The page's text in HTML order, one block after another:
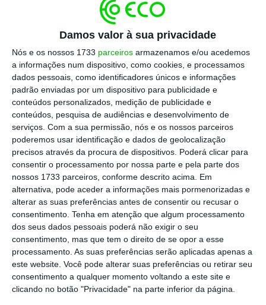
Damos valor à sua privacidade
Nós e os nossos 1733 parceiros armazenamos e/ou acedemos
a informações num dispositivo, como cookies, e processamos
dados pessoais, como identificadores únicos e informações
padrão enviadas por um dispositivo para publicidade e
conteúdos personalizados, medição de publicidade e
conteúdos, pesquisa de audiências e desenvolvimento de
serviços. Com a sua permissão, nós e os nossos parceiros
poderemos usar identificação e dados de geolocalização
precisos através da procura de dispositivos. Poderá clicar para
consentir o processamento por nossa parte e pela parte dos
nossos 1733 parceiros, conforme descrito acima. Em
alternativa, pode aceder a informações mais pormenorizadas e
alterar as suas preferências antes de consentir ou recusar o
consentimento. Tenha em atenção que algum processamento
dos seus dados pessoais poderá não exigir o seu
consentimento, mas que tem o direito de se opor a esse
processamento. As suas preferências serão aplicadas apenas a
este website. Você pode alterar suas preferências ou retirar seu
consentimento a qualquer momento voltando a este site e
clicando no botão "Privacidade" na parte inferior da página.
Público. O que se entende, em termos
substanciais, visto administrarem fundos de
origem estatal e terem sido objeto de
escolha pelo Estado. À luz desta finalidade,
considera-se que a obrigação de declaração
vincula a administração da Caixa Geral de
Depósitos.
https://eco.sapo.pt/quote/marcelo-rebelo-de-sousa-2016-11-04-a-finalidade-do-diploma-de-1983-afigura-se-ser-neste-particular-39/ Copiar
Assine o ECO Premium
No momento em que a informação é
mais importante do que nunca, apoie